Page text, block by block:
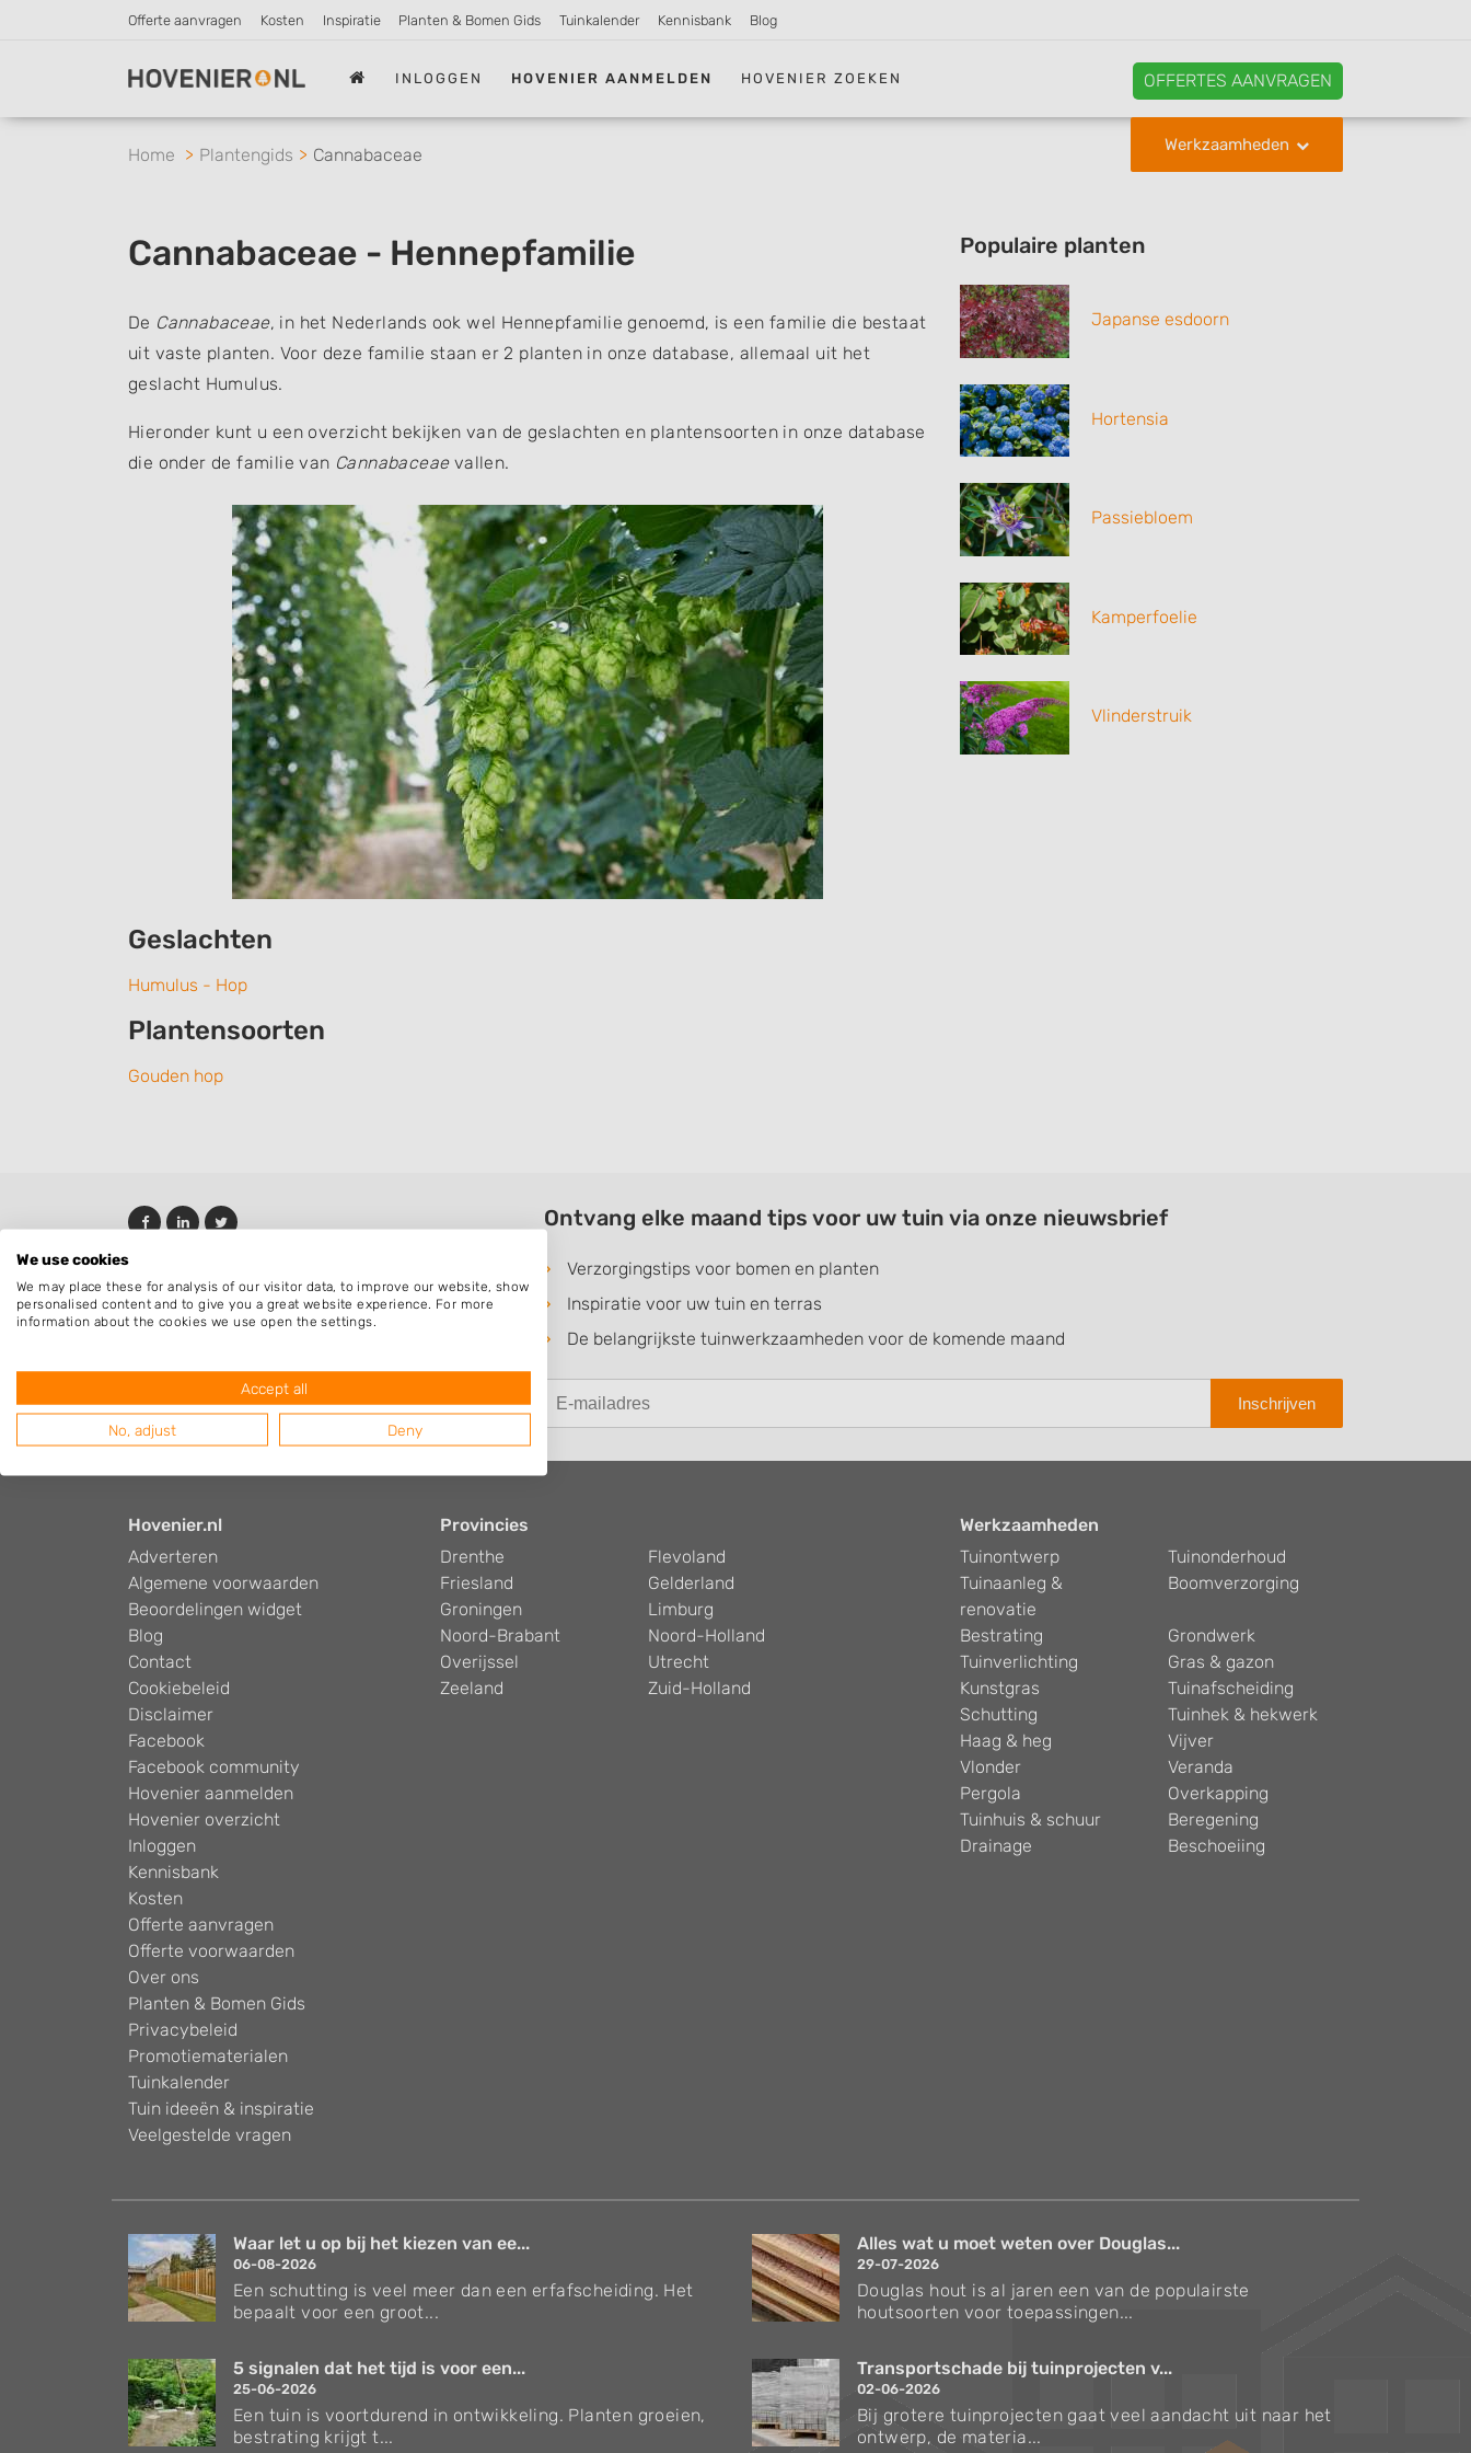
Offerte aanvragen Kosten Inspiratie Planten & Bomen Gids Tuinkalender Kennisbank Blog
INLOGGEN HOVENIER AANMELDEN HOVENIER ZOEKEN OFFERTES AANVRAGEN
Werkzaamheden
Home Plantengids Cannabaceae
Cannabaceae - Hennepfamilie
De Cannabaceae, in het Nederlands ook wel Hennepfamilie genoemd, is een familie die bestaat
uit vaste planten. Voor deze familie staan er 2 planten in onze database, allemaal uit het
geslacht Humulus.
Hieronder kunt u een overzicht bekijken van de geslachten en plantensoorten in onze database
die onder de familie van Cannabaceaevallen.
Geslachten
Humulus - Hop
Plantensoorten
Gouden hop
Populaire planten
Japanse esdoorn
Hortensia
Passiebloem
Kamperfoelie
Vlinderstruik
Ontvang elke maand tips voor uw tuin via onze nieuwsbrief
Verzorgingstips voor bomen en planten
Inspiratie voor uw tuin en terras
De belangrijkste tuinwerkzaamheden voor de komende maand
Inschrijven
Hovenier.nl
Adverteren
Algemene voorwaarden
Beoordelingen widget
Blog
Contact
Cookiebeleid
Disclaimer
Facebook
Facebook community
Hovenier aanmelden
Hovenier overzicht
Inloggen
Kennisbank
Kosten
Offerte aanvragen
Offerte voorwaarden
Over ons
Planten & Bomen Gids
Privacybeleid
Promotiematerialen
Tuinkalender
Tuin ideeën & inspiratie
Veelgestelde vragen
Provincies
Drenthe
Flevoland
Friesland
Gelderland
Groningen
Limburg
Noord-Brabant
Noord-Holland
Overijssel
Utrecht
Zeeland
Zuid-Holland
Werkzaamheden
Tuinontwerp
Tuinonderhoud
Tuinaanleg &
renovatie
Boomverzorging
Bestrating
Grondwerk
Tuinverlichting
Gras & gazon
Kunstgras
Tuinafscheiding
Schutting
Tuinhek & hekwerk
Haag & heg
Vijver
Vlonder
Veranda
Pergola
Overkapping
Tuinhuis & schuur
Beregening
Drainage
Beschoeiing
Waar let u op bij het kiezen van ee...
06-08-2026
Een schutting is veel meer dan een erfafscheiding. Het
bepaalt voor een groot...
Alles wat u moet weten over Douglas...
29-07-2026
Douglas hout is al jaren een van de populairste
houtsoorten voor toepassingen...
5 signalen dat het tijd is voor een...
25-06-2026
Een tuin is voortdurend in ontwikkeling. Planten groeien,
bestrating krijgt t...
Transportschade bij tuinprojecten v...
02-06-2026
Bij grotere tuinprojecten gaat veel aandacht uit naar het
ontwerp, de materia...
We use cookies
We may place these for analysis of our visitor data, to improve our website, show
personalised content and to give you a great website experience. For more
information about the cookies we use open the settings.
Accept all
No, adjust Deny